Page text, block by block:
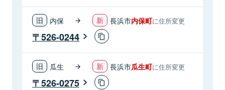
内保 長浜市内保町に住所変更
526-0244
瓜生 長浜市瓜生町に住所変更
526-0275